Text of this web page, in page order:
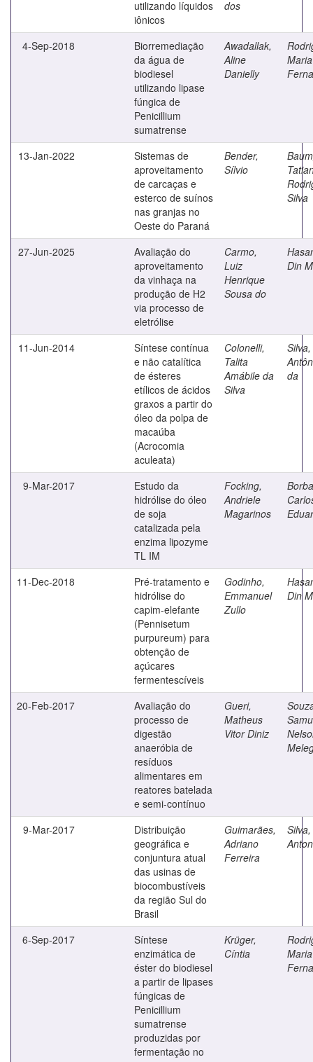
utilizando líquidos
iônicos
dos
4-Sep-2018
Biorremediação
da água de
biodiesel
utilizando lipase
fúngica de
Penicillium
sumatrense
Awadallak,
Aline
Danielly
13-Jan-2022
Sistemas de
aproveitamento
de carcaças e
esterco de suínos
nas granjas no
Oeste do Paraná
Bender,
Sílvio
Silva
27-Jun-2025
Avaliação do
aproveitamento
da vinhaça na
produção de H2
via processo de
eletrólise
Carmo,
Luiz
Henrique
Sousa do
Din
11-Jun-2014
Síntese contínua
e não catalítica
de ésteres
etílicos de ácidos
graxos a partir do
óleo da polpa de
macaúba
(Acrocomia
aculeata)
Colonelli,
Talita
Amábile da
Silva
da
9-Mar-2017
Estudo da
hidrólise do óleo
de soja
catalizada pela
enzima lipozyme
TL IM
Focking,
Andriele
Magarinos
11-Dec-2018
Pré-tratamento e
hidrólise do
capim-elefante
(Pennisetum
purpureum) para
obtenção de
açúcares
fermentescíveis
Godinho,
Emmanuel
Zullo
Din
20-Feb-2017
Avaliação do
processo de
digestão
anaeróbia de
resíduos
alimentares em
reatores batelada
e semi-contínuo
Gueri,
Matheus
Vitor Diniz
9-Mar-2017
Distribuição
geográfica e
conjuntura atual
das usinas de
biocombustíveis
da região Sul do
Brasil
Guimarães,
Adriano
Ferreira
6-Sep-2017
Síntese
enzimática de
éster do biodiesel
a partir de lipases
fúngicas de
Penicillium
sumatrense
produzidas por
fermentação no
Krüger,
Cíntia